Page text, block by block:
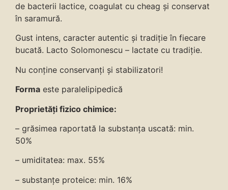
de bacterii lactice, coagulat cu cheag și conservat
în saramură.
Gust intens, caracter autentic și tradiție în fiecare
bucată. Lacto Solomonescu – lactate cu tradiție.
Nu conține conservanți și stabilizatori!
Forma este paralelipipedică
Proprietăți fizico chimice:
– grăsimea raportată la substanța uscată: min.
50%
– umiditatea: max. 55%
– substanțe proteice: min. 16%